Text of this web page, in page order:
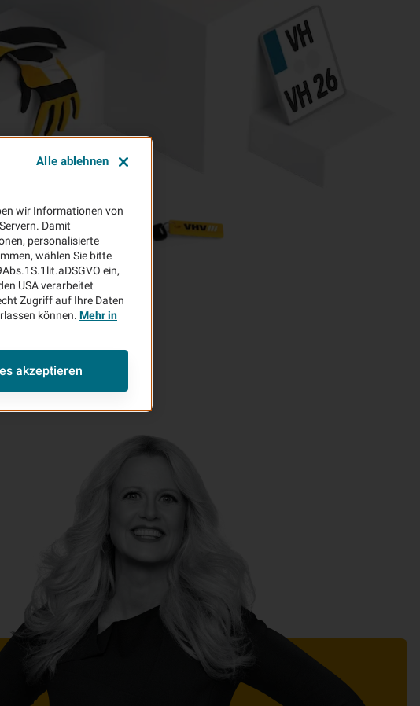
wir Informationen von
Damit
personalisierte
wählen Sie bitte
ein,
USA verarbeitet
Zugriff auf Ihre Daten
können. Mehr in
akzeptieren
Alle ablehnen